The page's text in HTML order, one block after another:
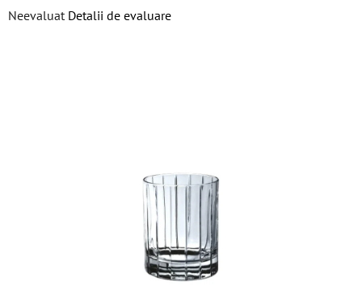
Evaluarea
Neevaluat Detalii de evaluare